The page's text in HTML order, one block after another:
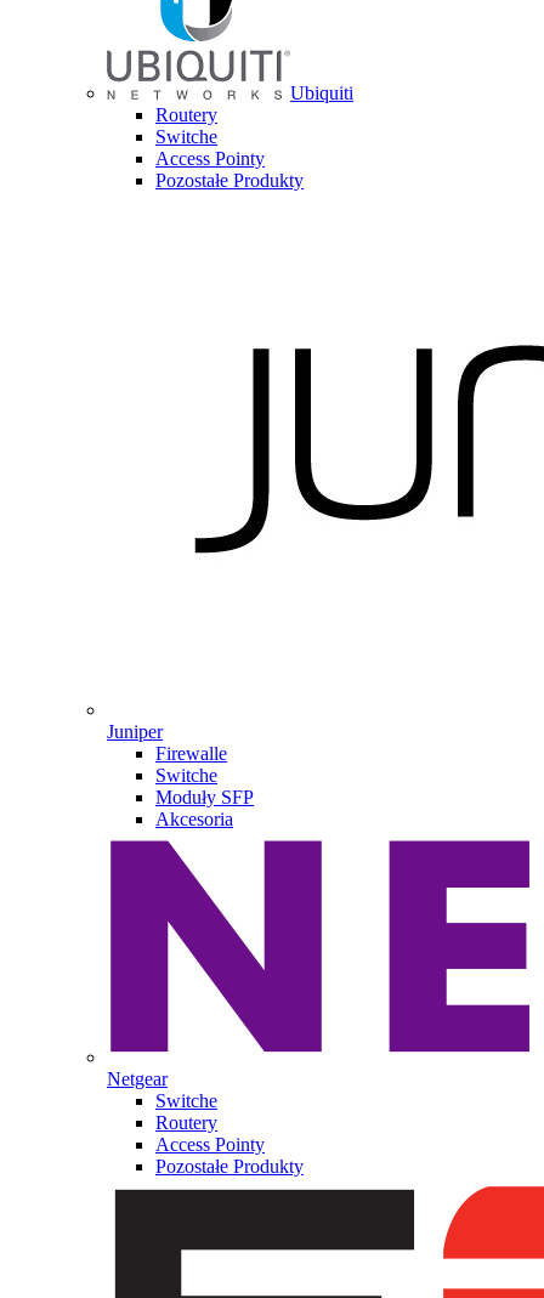
Ubiquiti
Routery
Switche
Access Pointy
Pozostałe Produkty
Juniper
Firewalle
Switche
Moduły SFP
Akcesoria
Netgear
Switche
Routery
Access Pointy
Pozostałe Produkty